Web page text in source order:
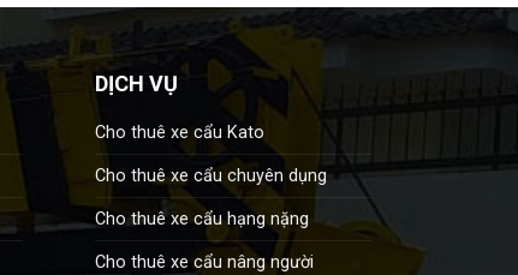
DỊCH VỤ
Cho thuê xe cẩu Kato
Cho thuê xe cẩu chuyên dụng
Cho thuê xe cẩu hạng nặng
Cho thuê xe cẩu nâng người